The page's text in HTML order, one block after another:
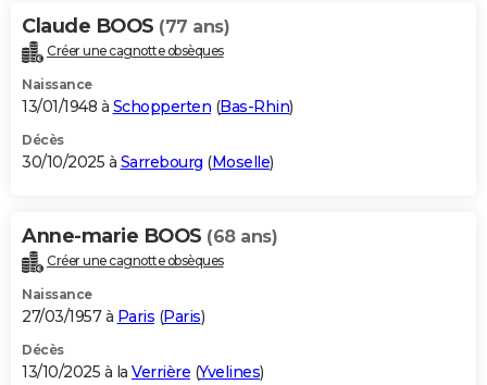
Claude BOOS (77 ans)
Créer une cagnotte obsèques
Naissance
13/01/1948 à Schopperten (Bas-Rhin)
Décès
30/10/2025 à Sarrebourg (Moselle)
Anne-marie BOOS (68 ans)
Créer une cagnotte obsèques
Naissance
27/03/1957 à Paris (Paris)
Décès
13/10/2025 à la Verrière (Yvelines)